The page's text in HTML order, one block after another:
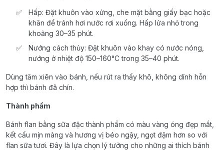
Hấp: Đặt khuôn vào xửng, che mặt bằng giấy bạc hoặc
khăn để tránh hơi nước rơi xuống. Hấp lửa nhỏ trong
khoảng 30–35 phút.
Nướng cách thủy: Đặt khuôn vào khay có nước nóng,
nướng ở nhiệt độ 150–160°C trong 35–40 phút.
Dùng tăm xiên vào bánh, nếu rút ra thấy khô, không dính hỗn
hợp thì bánh đã chín.
Thành phẩm
Bánh flan bằng sữa đặc thành phẩm có màu vàng óng đẹp mắt,
kết cấu mịn màng và hương vị béo ngậy, ngọt đậm hơn so với
flan sữa tươi. Đây là lựa chọn lý tưởng cho những ai thích bánh